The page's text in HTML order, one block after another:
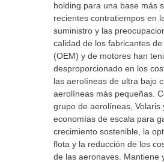
holding para una base más
recientes contratiempos en
suministro y las
calidad de los fabricantes de
(OEM) y de motores han
desproporcionado en los
las aerolíneas de ultra bajo
aerolíneas más pequeñas.
grupo de aerolíneas, Volaris
economías de escala para
crecimiento sostenible, la
flota y la reducción de los
de las aeronaves. Mantiene